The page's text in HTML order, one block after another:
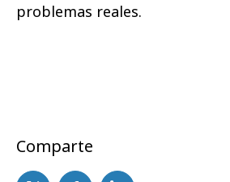
problemas reales.
Comparte